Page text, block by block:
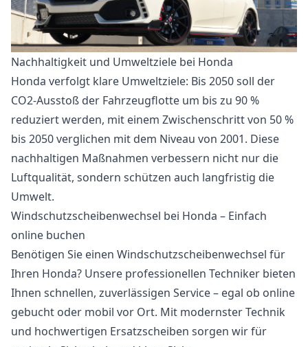
Nachhaltigkeit und Umweltziele bei Honda
Honda verfolgt klare Umweltziele: Bis 2050 soll der
CO2-Ausstoß der Fahrzeugflotte um bis zu 90 %
reduziert werden, mit einem Zwischenschritt von 50 %
bis 2050 verglichen mit dem Niveau von 2001. Diese
nachhaltigen Maßnahmen verbessern nicht nur die
Luftqualität, sondern schützen auch langfristig die
Umwelt.
Windschutzscheibenwechsel bei Honda – Einfach
online buchen
Benötigen Sie einen Windschutzscheibenwechsel für
Ihren Honda? Unsere professionellen Techniker bieten
Ihnen schnellen, zuverlässigen Service – egal ob online
gebucht oder mobil vor Ort. Mit modernster Technik
und hochwertigen Ersatzscheiben sorgen wir für